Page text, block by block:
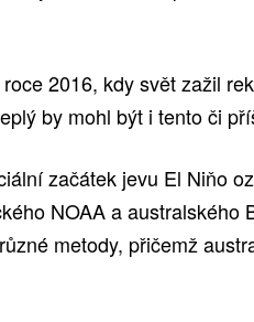
2016, kdy svět zažil
by mohl být i tento či
začátek jevu El Niňo
NOAA a australského
metody, přičemž